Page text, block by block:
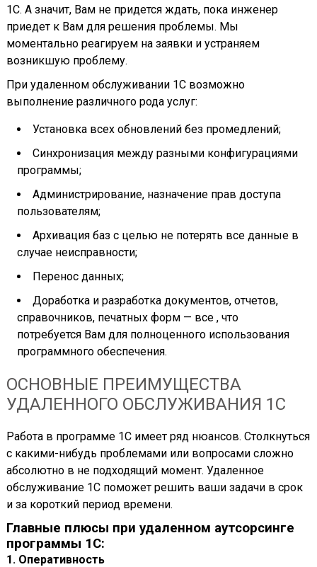
1С. А значит, Вам не придется ждать, пока инженер
приедет к Вам для решения проблемы. Мы
моментально реагируем на заявки и устраняем
возникшую проблему.
При удаленном обслуживании 1С возможно
выполнение различного рода услуг:
Установка всех обновлений без промедлений;
Синхронизация между разными конфигурациями
программы;
Администрирование, назначение прав доступа
пользователям;
Архивация баз с целью не потерять все данные в
случае неисправности;
Перенос данных;
Доработка и разработка документов, отчетов,
справочников, печатных форм — все , что
потребуется Вам для полноценного использования
программного обеспечения.
ОСНОВНЫЕ ПРЕИМУЩЕСТВА
УДАЛЕННОГО ОБСЛУЖИВАНИЯ 1С
Работа в программе 1С имеет ряд нюансов. Столкнуться
с какими-нибудь проблемами или вопросами сложно
абсолютно в не подходящий момент. Удаленное
обслуживание 1С поможет решить ваши задачи в срок
и за короткий период времени.
Главные плюсы при удаленном аутсорсинге
программы 1С:
1. Оперативность